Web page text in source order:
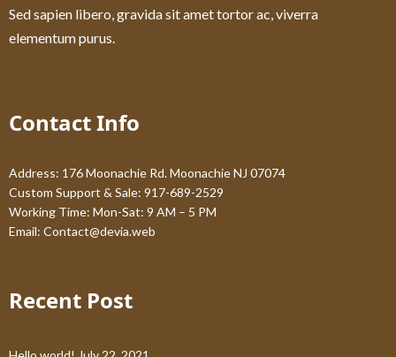
Sed sapien libero, gravida sit amet tortor ac, viverra
elementum purus.
Contact Info
Address: 176 Moonachie Rd. Moonachie NJ 07074
Custom Support & Sale: 917-689-2529
Working Time: Mon-Sat: 9 AM – 5 PM
Email: Contact@devia.web
Recent Post